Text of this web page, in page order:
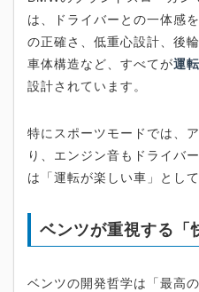
は、ドライバーとの一体感
の正確さ、低重心設計、後
車体構造など、すべてが運
設計されています。
特にスポーツモードでは、
り、エンジン音もドライバ
は「運転が楽しい車」とし
ベンツが重視する「
ベンツの開発哲学は「最高